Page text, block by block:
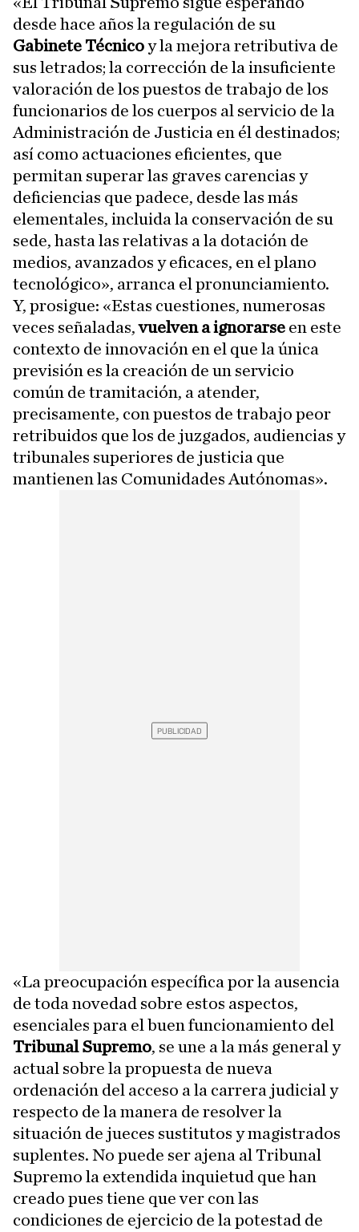
desde hace años la regulación de su
Gabinete Técnicoy la mejora retributiva de
sus letrados; la corrección de la insuficiente
valoración de los puestos de trabajo de los
funcionarios de los cuerpos al servicio de la
Administración de Justicia en él destinados;
así como actuaciones eficientes, que
permitan superar las graves carencias y
deficiencias que padece, desde las más
elementales, incluida la conservación de su
sede, hasta las relativas a la dotación de
medios, avanzados y eficaces, en el plano
tecnológico», arranca el pronunciamiento.
Y, prosigue: «Estas cuestiones, numerosas
veces señaladas,vuelven a ignorarse en este
contexto de innovación en el que la única
previsión es la creación de un servicio
común de tramitación, a atender,
precisamente, con puestos de trabajo peor
retribuidos que los de juzgados, audiencias y
tribunales superiores de justicia que
mantienen las Comunidades Autónomas».
«La preocupación específica por la ausencia
de toda novedad sobre estos aspectos,
esenciales para el buen funcionamiento del
Tribunal Supremo, se une a la más general y
actual sobre la propuesta de nueva
ordenación del acceso a la carrera judicial y
respecto de la manera de resolver la
situación de jueces sustitutos y magistrados
suplentes. No puede ser ajena al Tribunal
Supremo la extendida inquietud que han
creado pues tiene que ver con las
condiciones de ejercicio de la potestad de